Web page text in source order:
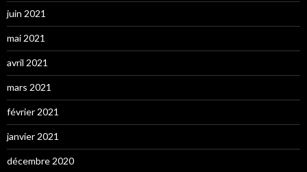
juin 2021
mai 2021
avril 2021
mars 2021
février 2021
janvier 2021
décembre 2020